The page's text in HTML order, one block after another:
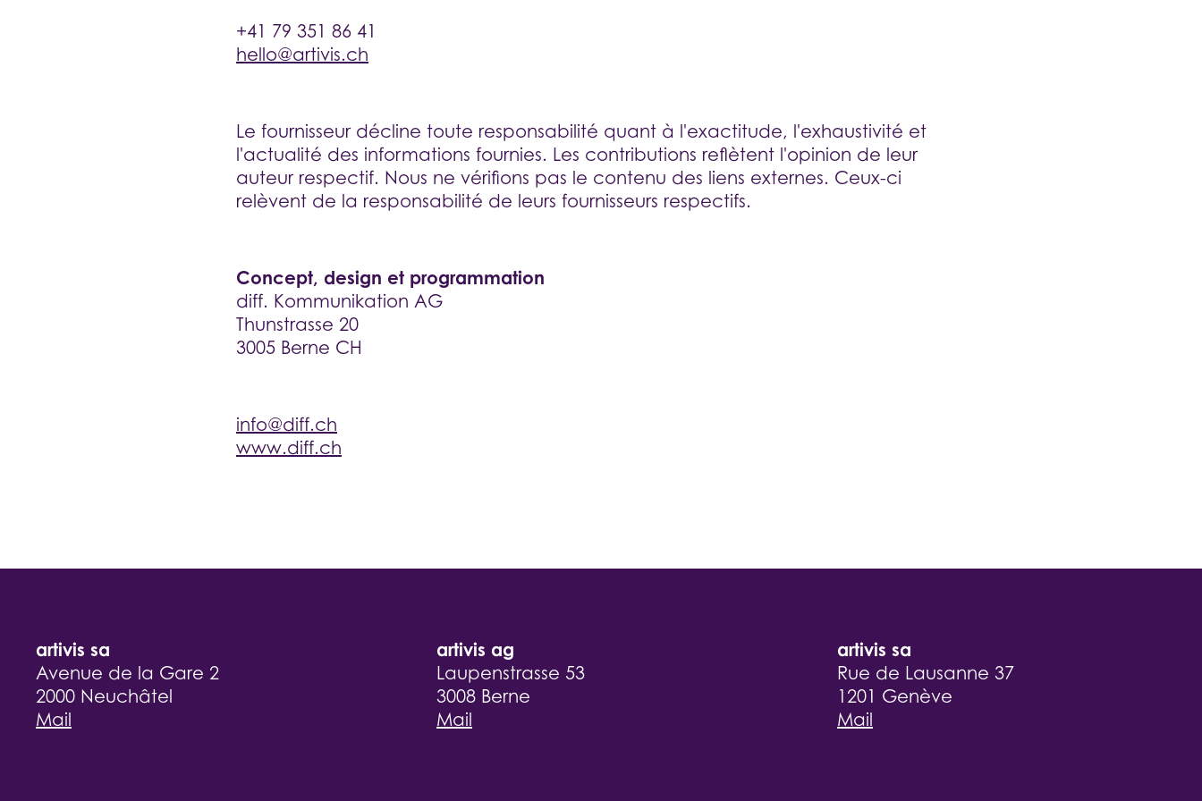
Development
Creative
+41 79 351 86 41
hello@artivis.ch
Le fournisseur décline toute responsabilité quant à l'exactitude, l'exhaustivité et
l'actualité des informations fournies. Les contributions reflètent l'opinion de leur
auteur respectif. Nous ne vérifions pas le contenu des liens externes. Ceux-ci
relèvent de la responsabilité de leurs fournisseurs respectifs.
Concept, design et programmation
diff. Kommunikation AG
Thunstrasse 20
3005 Berne CH
info@diff.ch
www.diff.ch
artivis sa
Avenue de la Gare 2
2000 Neuchâtel
Mail
artivis ag
Laupenstrasse 53
3008 Berne
Mail
artivis sa
Rue de Lausanne 37
1201 Genève
Mail